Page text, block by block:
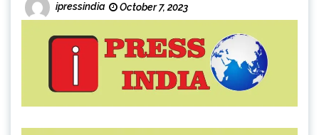
ipressindia October 7, 2023